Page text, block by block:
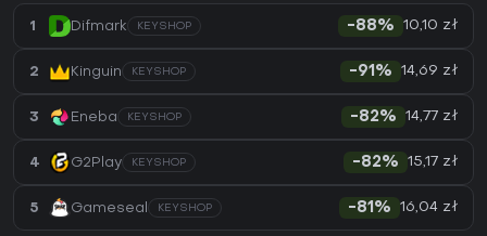
1 Difmark KEYSHOP -88% 10,10 zł
2 Kinguin KEYSHOP -91% 14,69 zł
3 Eneba KEYSHOP -82% 14,77 zł
4 G2Play KEYSHOP -82% 15,17 zł
5 Gameseal KEYSHOP -81% 16,04 zł